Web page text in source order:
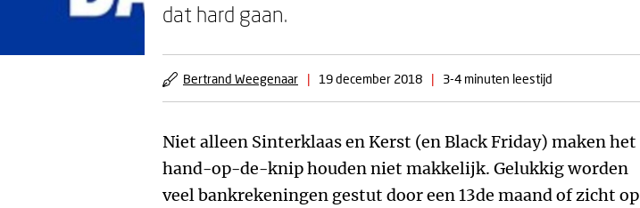
dat hard gaan.
Bertrand Weegenaar | 19 december 2018 | 3-4 minuten leestijd
Niet alleen Sinterklaas en Kerst (en Black Friday) maken het
hand-op-de-knip houden niet makkelijk. Gelukkig worden
veel bankrekeningen gestut door een 13de maand of zicht op